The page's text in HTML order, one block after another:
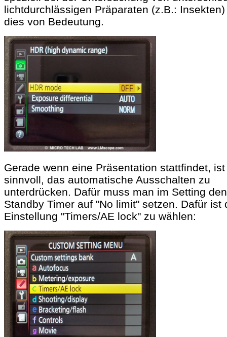
lichtdurchlässigen Präparaten (z.B.:
dies von Bedeutung.
Gerade wenn eine Präsentation stattfindet,
sinnvoll, das automatische Ausschalten zu
unterdrücken. Dafür muss man im Setting den
Standby Timer auf "No limit" setzen. Dafür ist
Einstellung "Timers/AE lock" zu wählen: